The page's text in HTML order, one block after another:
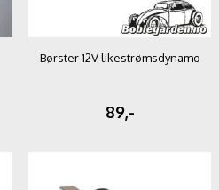
Børster 12V likestrømsdynamo
89,-